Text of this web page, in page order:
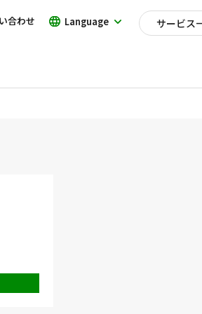
サービス
Language
合わせ